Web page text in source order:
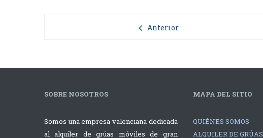
Anterior
SOBRE NOSOTROS
Somos una empresa valenciana dedicada
al alquiler de grúas móviles de gran
MAPA DEL SITIO
QUIÉNES SOMOS
ALQUILER DE GRÚAS